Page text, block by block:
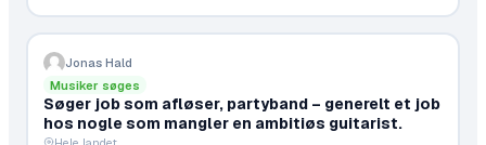
Jonas Hald
Musiker søges
Søger job som afløser, partyband – generelt et job
hos nogle som mangler en ambitiøs guitarist.